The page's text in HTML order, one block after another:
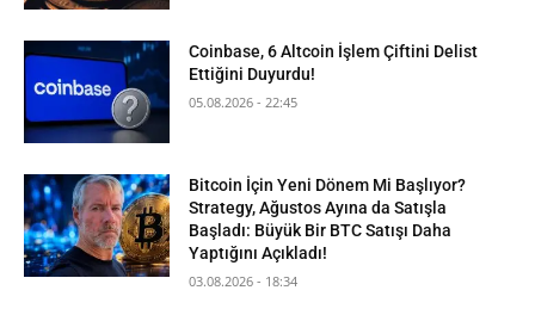
Coinbase, 6 Altcoin İşlem Çiftini Delist
Ettiğini Duyurdu!
05.08.2026 - 22:45
Bitcoin İçin Yeni Dönem Mi Başlıyor?
Strategy, Ağustos Ayına da Satışla
Başladı: Büyük Bir BTC Satışı Daha
Yaptığını Açıkladı!
03.08.2026 - 18:34